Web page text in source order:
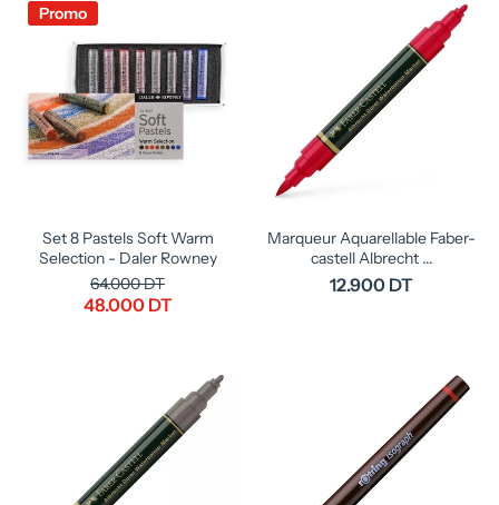
Promo
Set 8 Pastels Soft Warm
Selection - Daler Rowney
64.000 DT
48.000 DT
Marqueur Aquarellable Faber-
castell Albrecht ...
12.900 DT